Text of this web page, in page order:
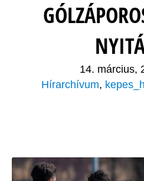
14. március,
Hírarchívum,